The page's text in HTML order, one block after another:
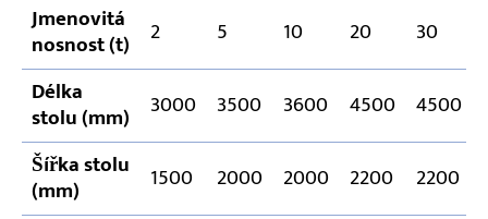
Jmenovitá
nosnost (t) 2 5 10 20 30
Délka
stolu (mm) 3000 3500 3600 4500 4500
Šířka stolu
(mm) 1500 2000 2000 2200 2200